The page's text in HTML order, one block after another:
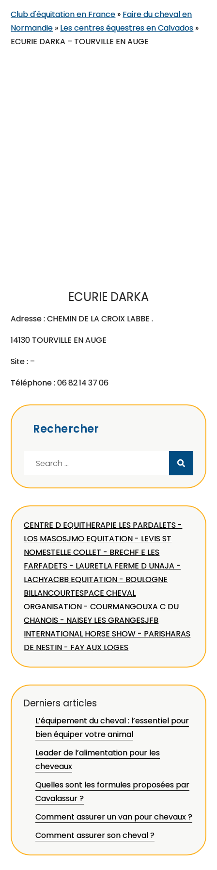
Club d'équitation en France » Faire du cheval en
Normandie » Les centres équestres en Calvados »
ECURIE DARKA – TOURVILLE EN AUGE
ECURIE DARKA
Adresse : CHEMIN DE LA CROIX LABBE .
14130 TOURVILLE EN AUGE
Site : –
Téléphone : 06 82 14 37 06
Rechercher
CENTRE D EQUITHERAPIE LES PARDALETS -
LOS MASOSJMO EQUITATION - LEVIS ST
NOMESTELLE COLLET - BRECHF E LES
FARFADETS - LAURETLA FERME D UNAJA -
LACHYACBB EQUITATION - BOULOGNE
BILLANCOURTESPACE CHEVAL
ORGANISATION - COURMANGOUXA C DU
CHANOIS - NAISEY LES GRANGESJFB
INTERNATIONAL HORSE SHOW - PARISHARAS
DE NESTIN - FAY AUX LOGES
Derniers articles
L’équipement du cheval : l’essentiel pour
bien équiper votre animal
Leader de l’alimentation pour les
cheveaux
Quelles sont les formules proposées par
Cavalassur ?
Comment assurer un van pour chevaux ?
Comment assurer son cheval ?